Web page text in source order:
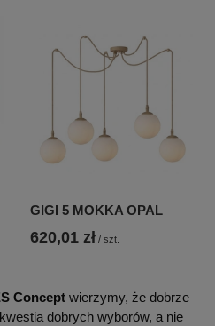
GIGI 5 MOKKA OPAL
620,01 zł / szt.
Concept wierzymy, że dobrze
dobrych wyborów, a nie